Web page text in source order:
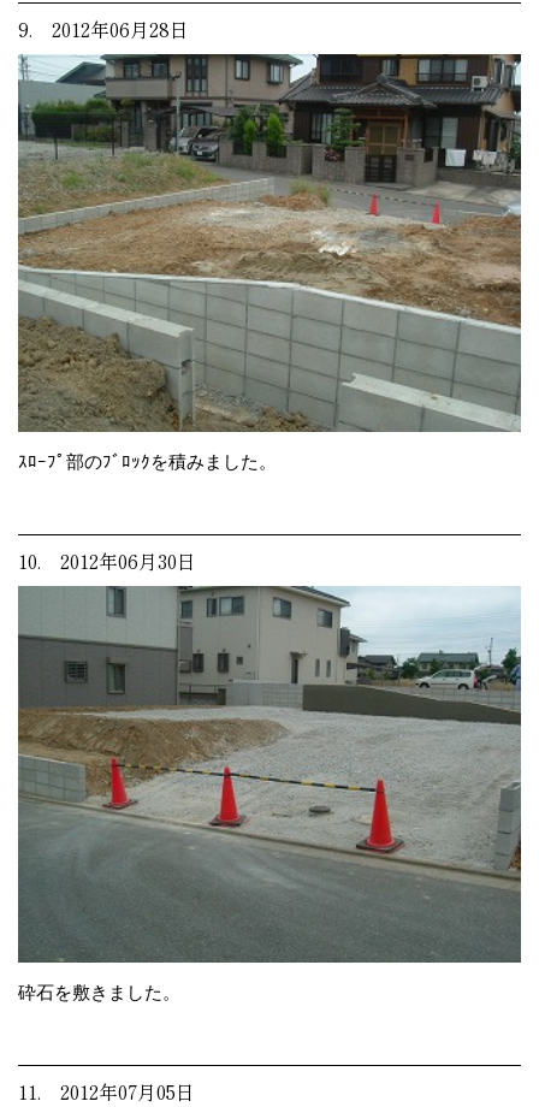
9. 2012年06月28日
ｽﾛｰﾌﾟ部のﾌﾞﾛｯｸを積みました。
10. 2012年06月30日
砕石を敷きました。
11. 2012年07月05日